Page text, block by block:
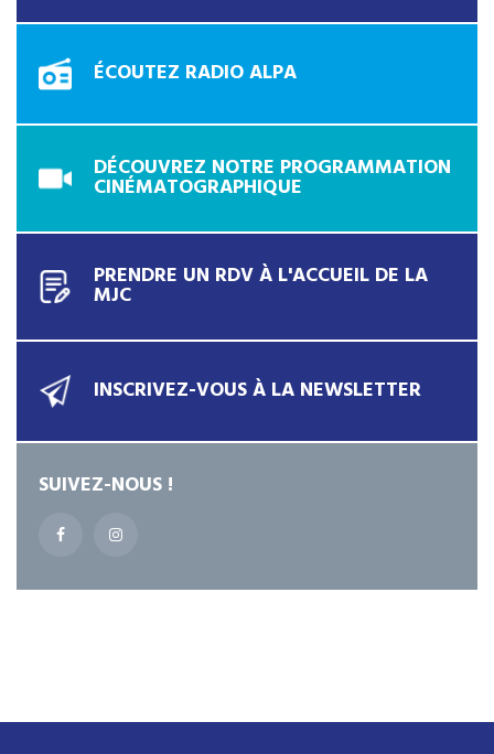
ÉCOUTEZ RADIO ALPA
DÉCOUVREZ NOTRE PROGRAMMATION
CINÉMATOGRAPHIQUE
PRENDRE UN RDV À L'ACCUEIL DE LA
MJC
INSCRIVEZ-VOUS À LA NEWSLETTER
SUIVEZ-NOUS !